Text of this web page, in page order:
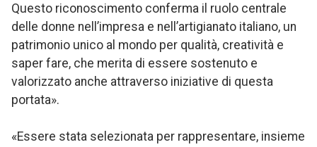
Questo riconoscimento conferma il ruolo centrale
delle donne nell’impresa e nell’artigianato italiano, un
patrimonio unico al mondo per qualità, creatività e
saper fare, che merita di essere sostenuto e
valorizzato anche attraverso iniziative di questa
portata».
«Essere stata selezionata per rappresentare, insieme